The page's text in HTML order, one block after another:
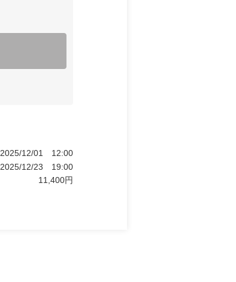
2025/12/01
12:00
2025/12/23
19:00
11,400円